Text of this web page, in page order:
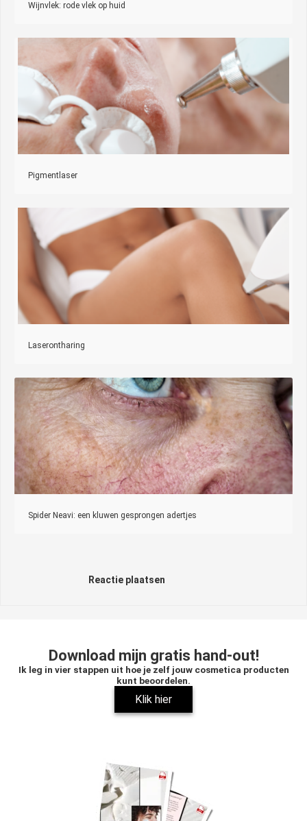
Wijnvlek: rode vlek op huid
Pigmentlaser
Laserontharing
Spider Neavi: een kluwen gesprongen adertjes
Reactie plaatsen
Download mijn gratis hand-out!
Ik leg in vier stappen uit hoe je zelf jouw cosmetica producten
kunt beoordelen.
Klik hier